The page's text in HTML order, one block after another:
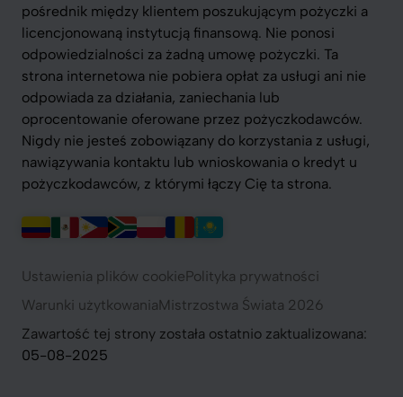
pośrednik między klientem poszukującym pożyczki a
licencjonowaną instytucją finansową. Nie ponosi
odpowiedzialności za żadną umowę pożyczki. Ta
strona internetowa nie pobiera opłat za usługi ani nie
odpowiada za działania, zaniechania lub
oprocentowanie oferowane przez pożyczkodawców.
Nigdy nie jesteś zobowiązany do korzystania z usługi,
nawiązywania kontaktu lub wnioskowania o kredyt u
pożyczkodawców, z którymi łączy Cię ta strona.
Ustawienia plików cookiePolityka prywatności
Warunki użytkowaniaMistrzostwa Świata 2026
Zawartość tej strony została ostatnio zaktualizowana:
05-08-2025